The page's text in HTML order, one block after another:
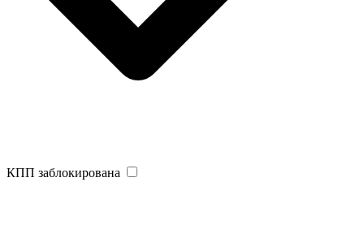
КПП заблокирована